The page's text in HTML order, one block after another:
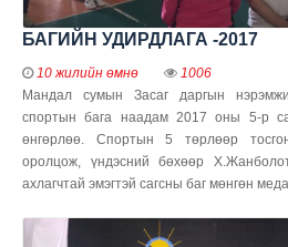
БАГИЙН УДИРДЛАГА -2017
10 жилийн өмнө
1006
Мандал сумын Засаг даргын
спортын бага наадам 2017 оны 5-р
өнгөрлөө. Спортын 5 төрлөөр
оролцож, үндэсний бөхөөр
ахлагчтай эмэгтэй сагсны баг мөнгөн